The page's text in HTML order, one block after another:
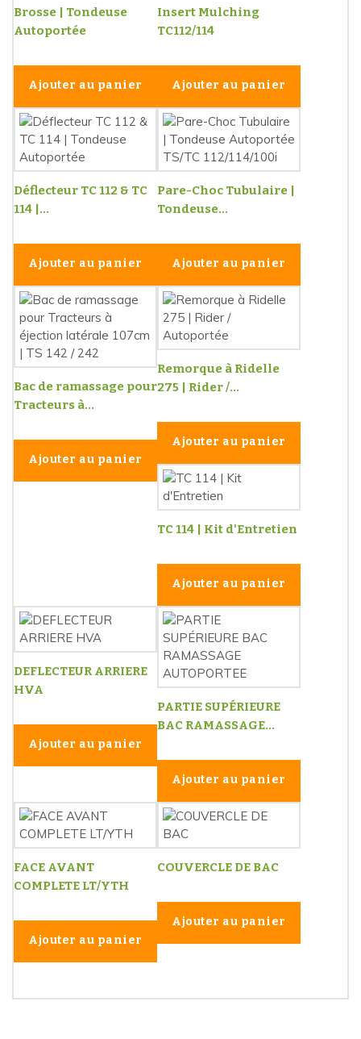
Brosse | Tondeuse
Autoportée
Ajouter au panier
Insert Mulching
TC112/114
Ajouter au panier
Déflecteur TC 112 & TC
114 |...
Ajouter au panier
Pare-Choc Tubulaire |
Tondeuse...
Ajouter au panier
Bac de ramassage pour
Tracteurs à...
Ajouter au panier
Remorque à Ridelle
275 | Rider /...
Ajouter au panier
TC 114 | Kit d'Entretien
Ajouter au panier
DEFLECTEUR ARRIERE
HVA
Ajouter au panier
PARTIE SUPÉRIEURE
BAC RAMASSAGE...
Ajouter au panier
FACE AVANT
COMPLETE LT/YTH
Ajouter au panier
COUVERCLE DE BAC
Ajouter au panier